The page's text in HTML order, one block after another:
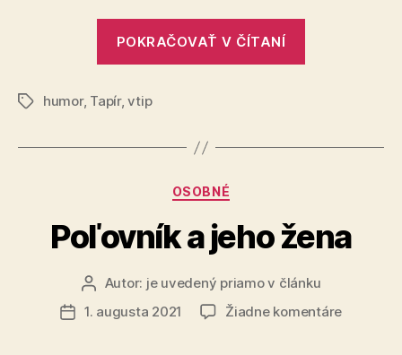
POKRAČOVAŤ V ČÍTANÍ
Značkyhumor, Tapír,vtip
Kategórie
OSOBNÉ
Poľovník a jeho žena
Autor
článku
Autor: je uvedený priamo v článku
Dátum
1. augusta 2021 Žiadne komentárena